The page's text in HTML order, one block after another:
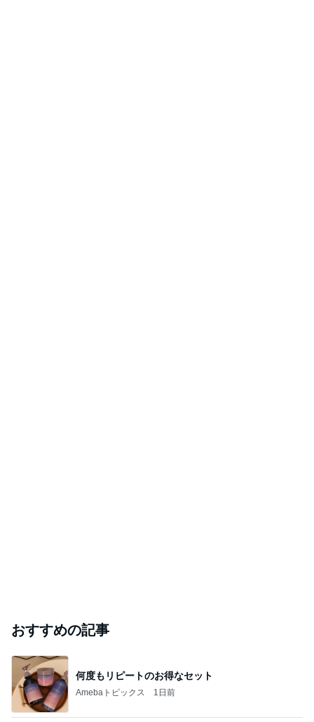
おすすめの記事
何度もリピートのお得なセット
Amebaトピックス 1日前